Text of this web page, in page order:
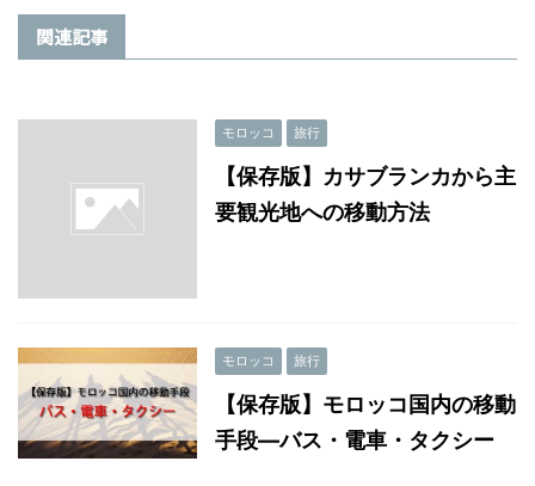
関連記事
モロッコ 旅行
【保存版】カサブランカから主
要観光地への移動方法
モロッコ 旅行
【保存版】モロッコ国内の移動
手段―バス・電車・タクシー